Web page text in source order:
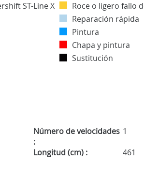
Roce o ligero fallo
Reparación rápida
Pintura
Chapa y pintura
Sustitución
Número de velocidades
:
1
Longitud (cm) :
461